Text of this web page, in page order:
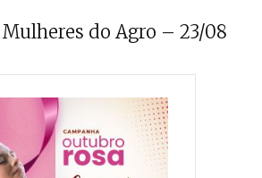
do Agro – 23/08